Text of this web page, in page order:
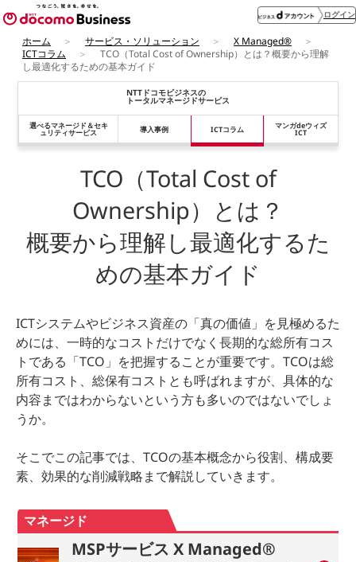
ログイン
ホーム サービス・ソリューション
X Managed®
ICTコラム
TCO（Total Cost of Ownership）とは？概要から理解
し最適化するための基本ガイド
NTTドコモビジネスの
トータルマネージドサービス
選べるマネージド＆セキ
ュリティサービス 導入事例 ICTコラム マンガdeウィズ
ICT
TCO（Total Cost of
Ownership）とは？
概要から理解し最適化するた
めの基本ガイド
ICTシステムやビジネス資産の「真の価値」を見極めるた
めには、一時的なコストだけでなく長期的な総所有コス
トである「TCO」を把握することが重要です。TCOは総
所有コスト、総保有コストとも呼ばれますが、具体的な
内容まではわからないという方も多いのではないでしょ
うか。
そこでこの記事では、TCOの基本概念から役割、構成要
素、効果的な削減戦略まで解説していきます。
マネージド
MSPサービス X Managed®